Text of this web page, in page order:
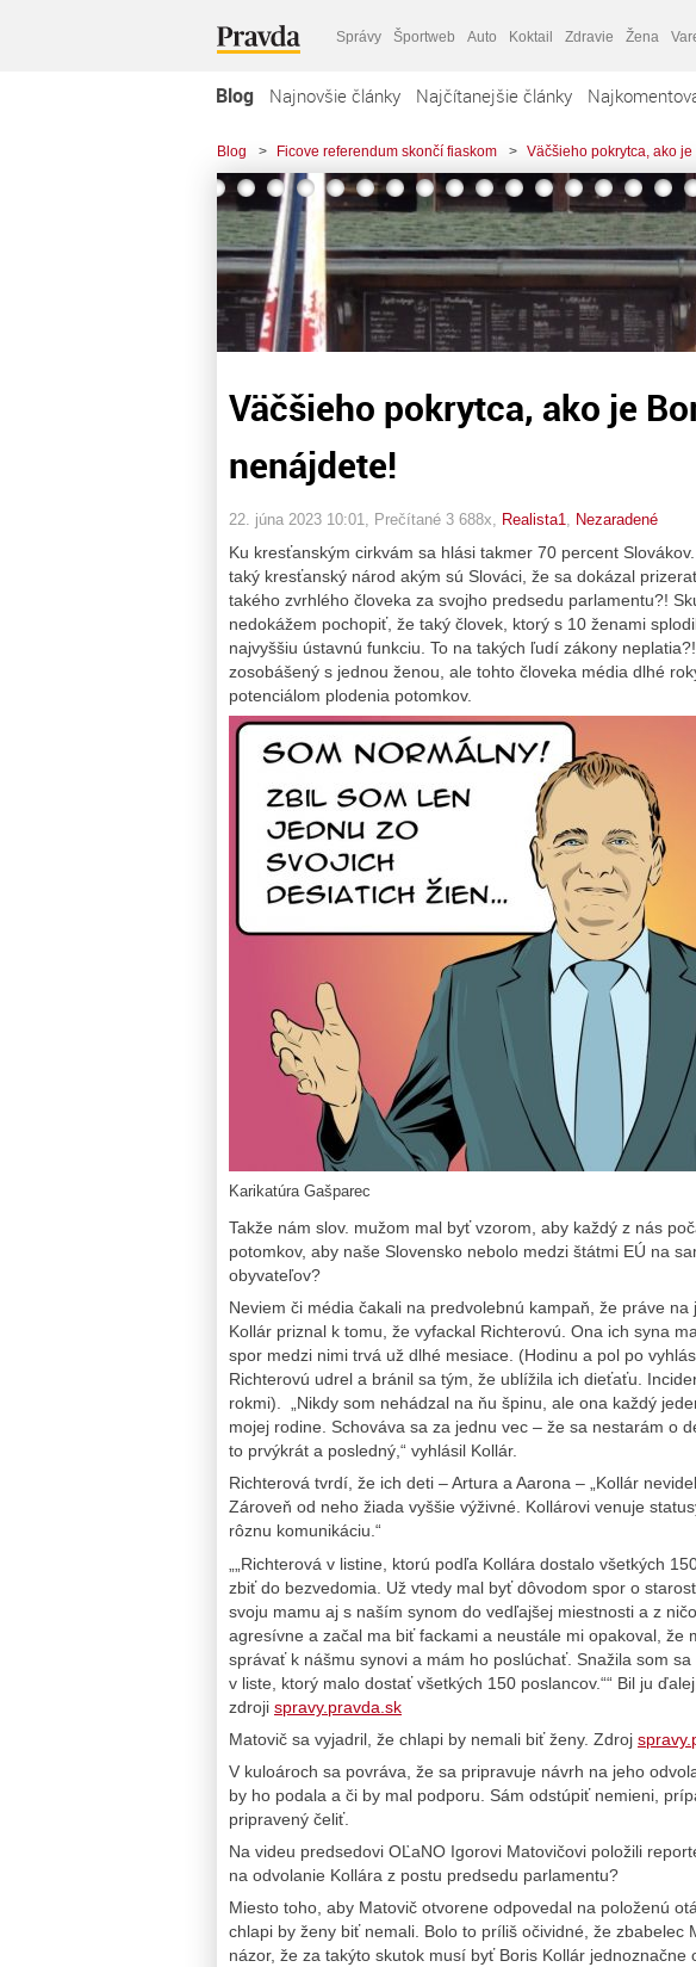
Správy Športweb Auto Koktail Zdravie Žena
Blog Najnovšie články Najčítanejšie články
Blog > Ficove referendum skončí fiaskom > Väčšieho pokrytca, ako
Väčšieho pokrytca, ako je
nenájdete!
22. júna 2023 10:01 , Prečítané 3 688x, Realista1 Nezaradené
Ku kresťanským cirkvám sa hlási takmer 70 percent
taký kresťanský národ akým sú Slováci, že sa dokázal
takého zvrhlého človeka za svojho predsedu parlamentu?!
nedokážem pochopiť, že taký človek, ktorý s 10 ženami
najvyššiu ústavnú funkciu. To na takých ľudí zákony
zosobášený s jednou ženou, ale tohto človeka média dlhé
potenciálom plodenia potomkov.
Karikatúra Gašparec
Takže nám slov. mužom mal byť vzorom, aby každý z nás
potomkov, aby naše Slovensko nebolo medzi štátmi EÚ na
obyvateľov?
Neviem či média čakali na predvolebnú kampaň, že práve
Kollár priznal k tomu, že vyfackal Richterovú. Ona ich syna
spor medzi nimi trvá už dlhé mesiace. (Hodinu a pol po
Richterovú udrel a bránil sa tým, že ublížila ich dieťaťu.
rokmi). „Nikdy som nehádzal na ňu špinu, ale ona každý
mojej rodine. Schováva sa za jednu vec – že sa nestarám o
to prvýkrát a posledný,“ vyhlásil Kollár.
Richterová tvrdí, že ich deti – Artura a Aarona – „Kollár
Zároveň od neho žiada vyššie výživné. Kollárovi venuje
rôznu komunikáciu.“
„„Richterová v listine, ktorú podľa Kollára dostalo všetkých
zbiť do bezvedomia. Už vtedy mal byť dôvodom spor o
svoju mamu aj s naším synom do vedľajšej miestnosti a z
agresívne a začal ma biť fackami a neustále mi opakoval, že
správať k nášmu synovi a mám ho poslúchať. Snažila som
v liste, ktorý malo dostať všetkých 150 poslancov.““ Bil ju
zdroji spravy.pravda.sk
Matovič sa vyjadril, že chlapi by nemali biť ženy. Zdroj
V kuloároch sa povráva, že sa pripravuje návrh na jeho
by ho podala a či by mal podporu. Sám odstúpiť nemieni,
pripravený čeliť.
Na videu predsedovi OĽaNO Igorovi Matovičovi položili
na odvolanie Kollára z postu predsedu parlamentu?
Miesto toho, aby Matovič otvorene odpovedal na položenú
chlapi by ženy biť nemali. Bolo to príliš očividné, že zbabelec
názor, že za takýto skutok musí byť Boris Kollár jednoznačne